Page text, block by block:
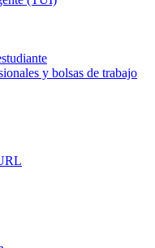
y bolsas de trabajo